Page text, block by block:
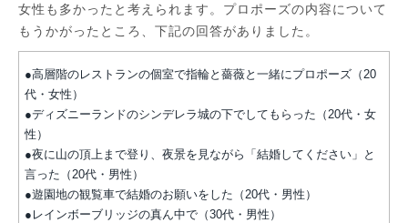
女性も多かったと考えられます。プロポーズの内容について
もうかがったところ、下記の回答がありました。
●高層階のレストランの個室で指輪と薔薇と一緒にプロポーズ（20
代・女性）
●ディズニーランドのシンデレラ城の下でしてもらった（20代・女
性）
●夜に山の頂上まで登り、夜景を見ながら「結婚してください」と
言った（20代・男性）
●遊園地の観覧車で結婚のお願いをした（20代・男性）
●レインボーブリッジの真ん中で（30代・男性）